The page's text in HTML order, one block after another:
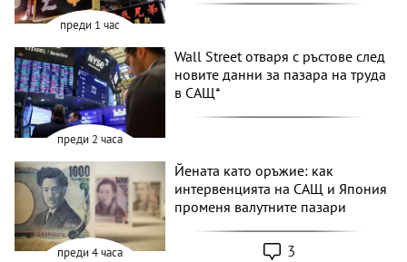
преди 1 час
преди 2 часа
Wall Street отваря с ръстове след
новите данни за пазара на труда
в САЩ*
преди 4 часа
Йената като оръжие: как
интервенцията на САЩ и Япония
променя валутните пазари
3